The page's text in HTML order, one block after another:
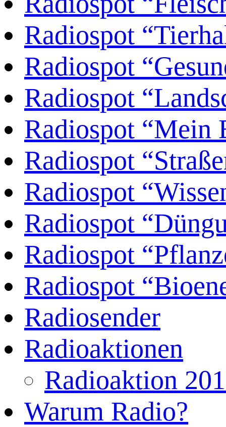
Radiospot
Radiospot
Radiospot
Radiospot “Mein
Radiospot
Radiospot
Radiospot
Radiospot
Radiospot
Radiosender
Radioaktionen
Radioaktion
Warum Radio?